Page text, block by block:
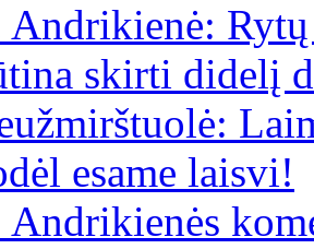
Andrikienė:
skirti didelį
esame laisvi!
Andrikienės